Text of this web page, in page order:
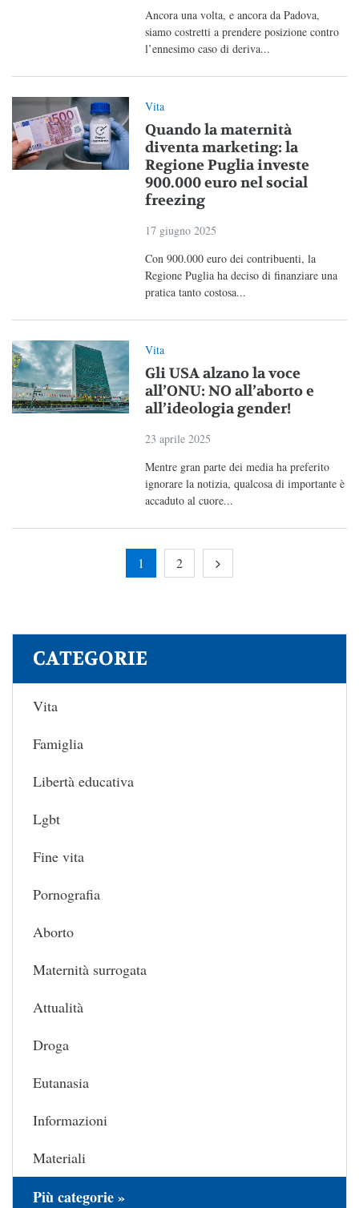
Ancora una volta, e ancora da Padova,
siamo costretti a prendere posizione contro
l’ennesimo caso di deriva...
Vita
Quando la maternità
diventa marketing: la
Regione Puglia investe
900.000 euro nel social
freezing
17 giugno 2025
Con 900.000 euro dei contribuenti, la
Regione Puglia ha deciso di finanziare una
pratica tanto costosa...
Vita
Gli USA alzano la voce
all’ONU: NO all’aborto e
all’ideologia gender!
23 aprile 2025
Mentre gran parte dei media ha preferito
ignorare la notizia, qualcosa di importante è
accaduto al cuore...
1 2
CATEGORIE
Vita
Famiglia
Libertà educativa
Lgbt
Fine vita
Pornografia
Aborto
Maternità surrogata
Attualità
Droga
Eutanasia
Informazioni
Materiali
Più categorie »